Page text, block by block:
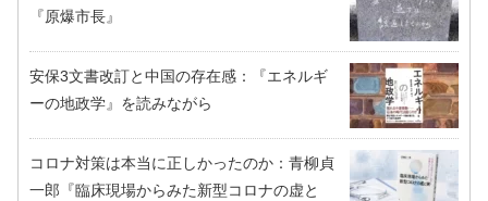
『原爆市長』
安保3文書改訂と中国の存在感：『エネルギ
ーの地政学』を読みながら
コロナ対策は本当に正しかったのか：青柳貞
一郎『臨床現場からみた新型コロナの虚と